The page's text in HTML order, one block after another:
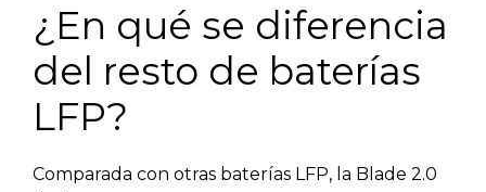
¿En qué se diferencia
del resto de baterías
LFP?
Comparada con otras baterías LFP, la Blade 2.0